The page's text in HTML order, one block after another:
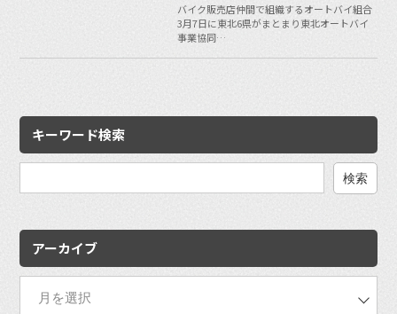
バイク販売店仲間で組織するオートバイ組合
3月7日に東北6県がまとまり東北オートバイ
事業協同…
キーワード検索
アーカイブ